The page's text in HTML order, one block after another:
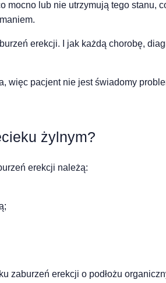
mocno lub nie utrzymują tego
erekcji. I jak każdą chorobę,
więc pacjent nie jest świadomy
żylnym?
erekcji należą:
zaburzeń erekcji o podłożu